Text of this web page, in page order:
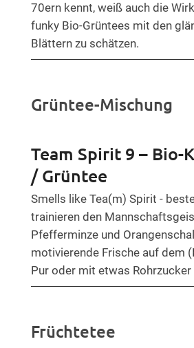
70ern kennt, weiß auch die
funky Bio-Grüntees mit den
Blättern zu schätzen.
Grüntee-Mischung
Team Spirit 9 – Bio-
/ Grüntee
Smells like Tea(m) Spirit -
trainieren den
Pfefferminze und
motivierende Frische auf dem
Pur oder mit etwas Rohrzucker
Früchtetee